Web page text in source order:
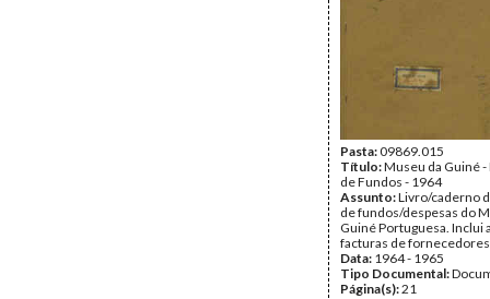
Pasta:09869.015
Título:Museu da Guiné -
de Fundos - 1964
Assunto:Livro/caderno
de fundos/despesas do
Guiné Portuguesa. Inclui
facturas de
Data: 1964 - 1965
Tipo Documental:
Página(s):21